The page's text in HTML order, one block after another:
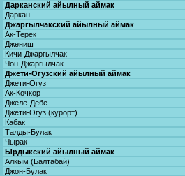
Дарканский айылный аймак
Даркан
Джаргылчакский айылный аймак
Ак-Терек
Джениш
Кичи-Джаргылчак
Чон-Джаргылчак
Джети-Огузский айылный аймак
Джети-Огуз
Ак-Кочкор
Джеле-Дебе
Джети-Огуз (курорт)
Кабак
Талды-Булак
Чырак
Ырдыкский айылный аймак
Алкым (Балтабай)
Джон-Булак